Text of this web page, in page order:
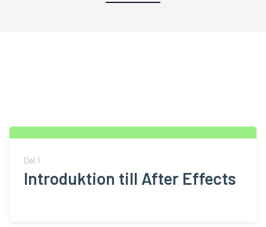
Del 1
Introduktion till After Effects